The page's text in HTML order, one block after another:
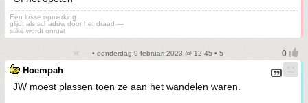
Een losse opmerking
glijdt als schaduw door het draad —
stilte wordt onrust
• donderdag 9 februari 2023 @ 12:45 • 5
Hoempah
JW moest plassen toen ze aan het wandelen waren.